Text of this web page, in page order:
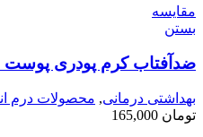
مقایسه
بستن
ضدآفتاب کرم پودری پوست
بهداشتی درمانی, محصولات درم
تومان